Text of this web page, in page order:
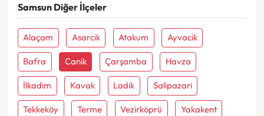
Samsun Diğer İlçeler
Alaçam Asarcik Atakum Ayvacik
Bafra Canik Çarşamba Havza
İlkadim Kavak Ladik Salipazari
Tekkeköy Terme Vezirköprü Yakakent